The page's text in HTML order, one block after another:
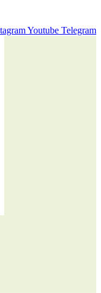
Youtube Telegram